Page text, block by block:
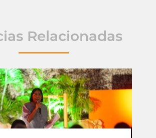
Relacionadas